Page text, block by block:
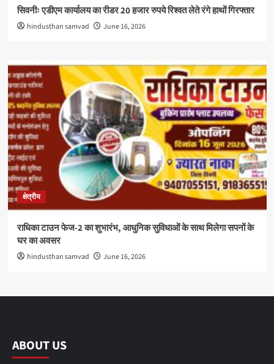
सिवनीः एडीएम कार्यालय का रीडर 20 हजार रुपये रिश्वत लेते रंगे हाथों गिरफ्तार
hindusthan samvad June 16, 2026
क्षेत्रीय
राधिका टाउन फेज-2 का शुभारंभ, आधुनिक सुविधाओं के साथ मिलेगा सपनों के
घर का अवसर
hindusthan samvad June 16, 2026
ABOUT US